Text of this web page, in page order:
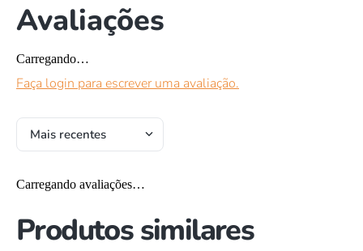
Avaliações
Carregando…
Faça login para escrever uma avaliação.
Mais recentes
Carregando avaliações…
Produtos similares